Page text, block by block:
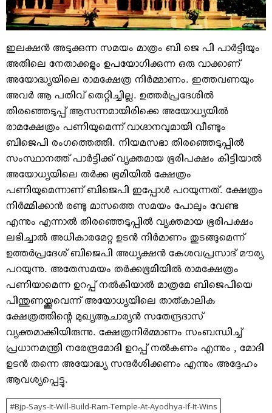
ഇലക്ഷന്‍ അടുക്കുന്ന സമയം മാത്രം ബി ജെ പി പാര്‍ട്ടിയും
അതിലെ നേതാക്കളും ഉപയോഗിക്കുന്ന ഒരു വാക്കാണ്‌
അയോദ്ധ്യയിലെ രാമക്ഷേത്ര നിര്‍മ്മാണം. ഇത്തവണയും
അവര്‍ ആ പതിവ് തെറ്റിച്ചില്ല. ഉത്തര്‍പ്രദേശില്‍
തിരഞ്ഞെടുപ്പ് ആസന്നമായിരിക്കെ അയോധ്യയില്‍
രാമക്ഷേത്രം പണിയുമെന്ന് വാഗ്ദാനവുമായി വീണ്ടും
ബിജെപി രംഗത്തെത്തി. നിയമസഭാ തിരഞ്ഞെടുപ്പില്‍
സംസ്ഥാനത്ത് പാര്‍ട്ടിക്ക് വ്യക്തമായ ഭൂരിപക്ഷം കിട്ടിയാല്‍
അയോധ്യയിലെ തര്‍ക്ക ഭൂമിയില്‍ ക്ഷേത്രം
പണിയുമെന്നാണ് ബിജെപി ഇപ്പോള്‍ പറയുന്നത്. ക്ഷേത്രം
നിര്‍മ്മിക്കാന്‍ രണ്ടു മാസത്തെ സമയം പോലും വേണ്ട
എന്നും എന്നാല്‍ തിരഞ്ഞെടുപ്പില്‍ വ്യക്തമായ ഭൂരിപക്ഷം
ലഭിച്ചാല്‍ അധികാരമേറ്റ ഉടന്‍ നിര്‍മാണം തുടങ്ങുമെന്ന്
ഉത്തര്‍പ്രദേശ് ബിജെപി അധ്യക്ഷന്‍ കേശവപ്രസാദ് മൗര്യ
പറയുന്നു. അതേസമയം തര്‍ക്കഭൂമിയില്‍ രാമക്ഷേത്രം
പണിയാമെന്ന ഉറപ്പ് നല്‍കിയാല്‍ മാത്രമേ ബിജെപിയെ
പിന്തുണയ്ക്കൂവെന്ന് അയോധ്യയിലെ താത്കാലിക
ക്ഷേത്രത്തിന്റെ മുഖ്യആചാര്യന്‍ സതേന്ദ്രദാസ്
വ്യക്തമാക്കിയിരുന്നു. ക്ഷേത്രനിര്‍മ്മാണം സംബന്ധിച്ച്
പ്രധാനമന്ത്രി നരേന്ദ്രമോദി ഉറപ്പ് നല്‍കണം എന്നും , മോദി
ഉടന്‍ തന്നെ അയോദ്ധ്യ സന്ദര്‍ശിക്കണം എന്നും അദ്ദേഹം
ആവശ്യപ്പെട്ടു.
Bjp-Says-It-Will-Build-Ram-Temple-At-Ayodhya-If-It-Wins